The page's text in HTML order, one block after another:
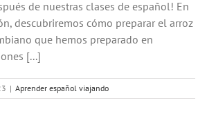
de nuestras clases de español! En
descubriremos cómo preparar el arroz
que hemos preparado en
[...]
| Aprender español viajando